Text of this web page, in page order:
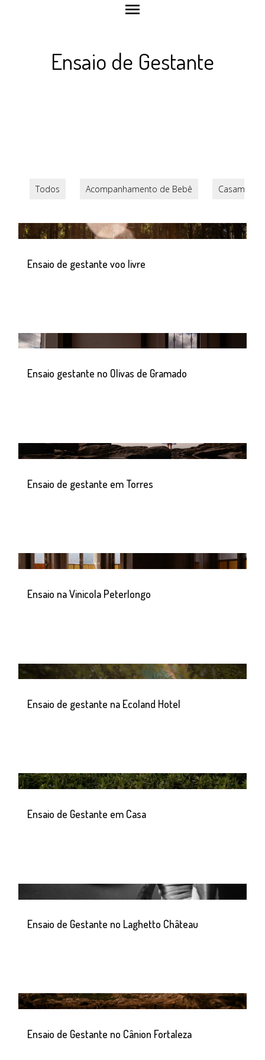
menu
Ensaio de Gestante
Todos Acompanhamento de Bebê Casamento
Ensaio de gestante voo livre
Ensaio gestante no Olivas de Gramado
Ensaio de gestante em Torres
Ensaio na Vinicola Peterlongo
Ensaio de gestante na Ecoland Hotel
Ensaio de Gestante em Casa
Ensaio de Gestante no Laghetto Château
Ensaio de Gestante no Cânion Fortaleza